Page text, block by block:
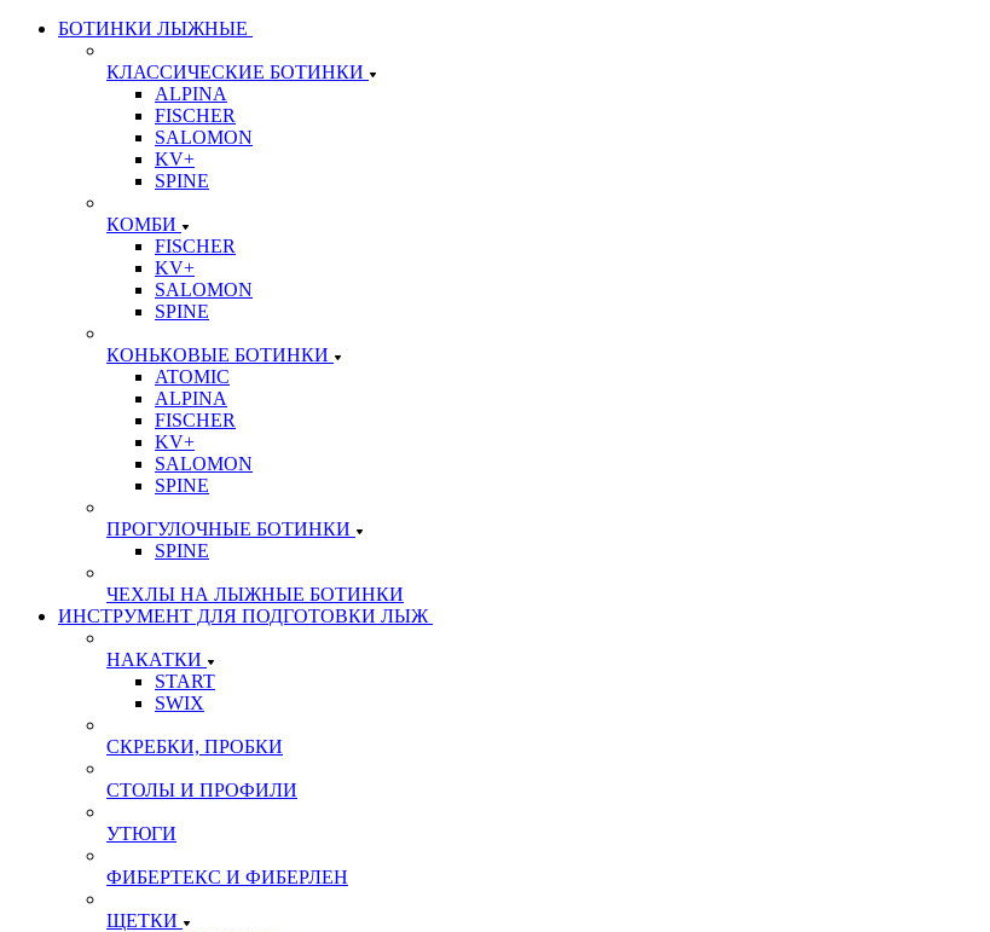
БОТИНКИ ЛЫЖНЫЕ
КЛАССИЧЕСКИЕ БОТИНКИ
ALPINA
FISCHER
SALOMON
KV+
SPINE
КОМБИ
FISCHER
KV+
SALOMON
SPINE
КОНЬКОВЫЕ БОТИНКИ
ATOMIC
ALPINA
FISCHER
KV+
SALOMON
SPINE
ПРОГУЛОЧНЫЕ БОТИНКИ
SPINE
ЧЕХЛЫ НА ЛЫЖНЫЕ БОТИНКИ
ИНСТРУМЕНТ ДЛЯ ПОДГОТОВКИ ЛЫЖ
НАКАТКИ
START
SWIX
СКРЕБКИ, ПРОБКИ
СТОЛЫ И ПРОФИЛИ
УТЮГИ
ФИБЕРТЕКС И ФИБЕРЛЕН
ЩЕТКИ